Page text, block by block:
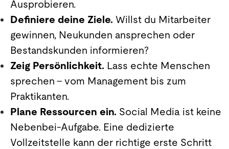
Ausprobieren.
Definiere deine Ziele. Willst du Mitarbeiter
gewinnen, Neukunden ansprechen oder
Bestandskunden informieren?
Zeig Persönlichkeit. Lass echte Menschen
sprechen – vom Management bis zum
Praktikanten.
Plane Ressourcen ein. Social Media ist keine
Nebenbei-Aufgabe. Eine dedizierte
Vollzeitstelle kann der richtige erste Schritt